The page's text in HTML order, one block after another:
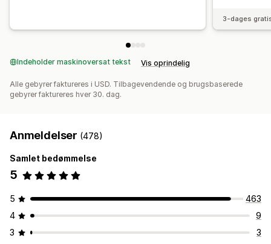
3-dages
Indeholder maskinoversat tekst Vis oprindelig
Alle gebyrer faktureres i USD. Tilbagevendende og brugsbaserede
gebyrer faktureres hver 30. dag.
Anmeldelser (478)
Samlet bedømmelse
5
5
463
4
9
3
3